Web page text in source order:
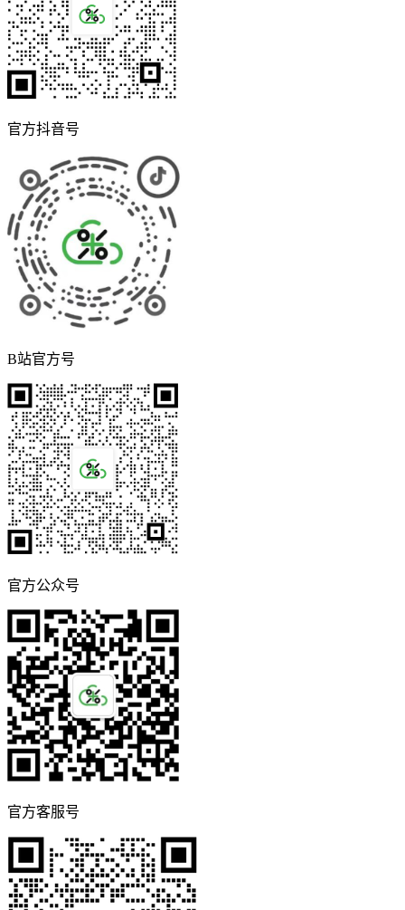
官方抖音号
B站官方号
官方公众号
官方客服号